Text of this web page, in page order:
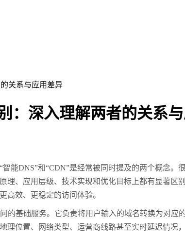
关系与应用差异
：深入理解两者的关系
DNS”和“CDN”是经常被同时提及的两个概念。
理、应用层级、技术实现和优化目标上都有显著
高效、更稳定的访问体验。
基础服务。它负责将用户输入的域名转换为对应
理位置、网络类型、运营商线路甚至实时延迟情